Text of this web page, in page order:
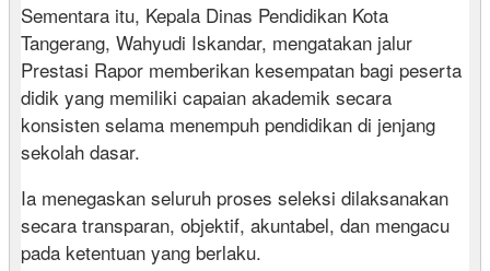
Sementara itu, Kepala Dinas Pendidikan Kota
Tangerang, Wahyudi Iskandar, mengatakan jalur
Prestasi Rapor memberikan kesempatan bagi peserta
didik yang memiliki capaian akademik secara
konsisten selama menempuh pendidikan di jenjang
sekolah dasar.
Ia menegaskan seluruh proses seleksi dilaksanakan
secara transparan, objektif, akuntabel, dan mengacu
pada ketentuan yang berlaku.